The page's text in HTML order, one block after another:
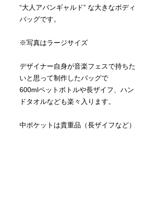
“大人アバンギャルド” な大きなボディ
バッグです。
※写真はラージサイズ
デザイナー自身が音楽フェスで持ちた
いと思って制作したバッグで
600mlペットボトルや長ザイフ、ハン
ドタオルなども楽々入ります。
中ポケットは貴重品（長ザイフなど）